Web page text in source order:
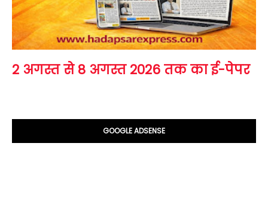
2 अगस्त से 8 अगस्त 2026 तक का ई-पेपर
GOOGLE ADSENSE